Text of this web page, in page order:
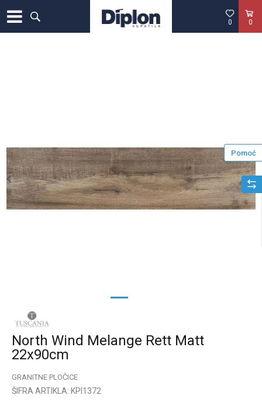
0
0
1
North Wind Melange Rett Matt
22x90cm
GRANITNE PLOČICE
ŠIFRA ARTIKLA: KPI1372
Pomoć